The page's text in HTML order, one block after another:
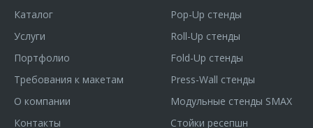
Каталог
Услуги
Портфолио
Требования к макетам
О компании
Контакты
Pop-Up стенды
Roll-Up стенды
Fold-Up стенды
Press-Wall стенды
Модульные стенды SMAX
Стойки ресепшн